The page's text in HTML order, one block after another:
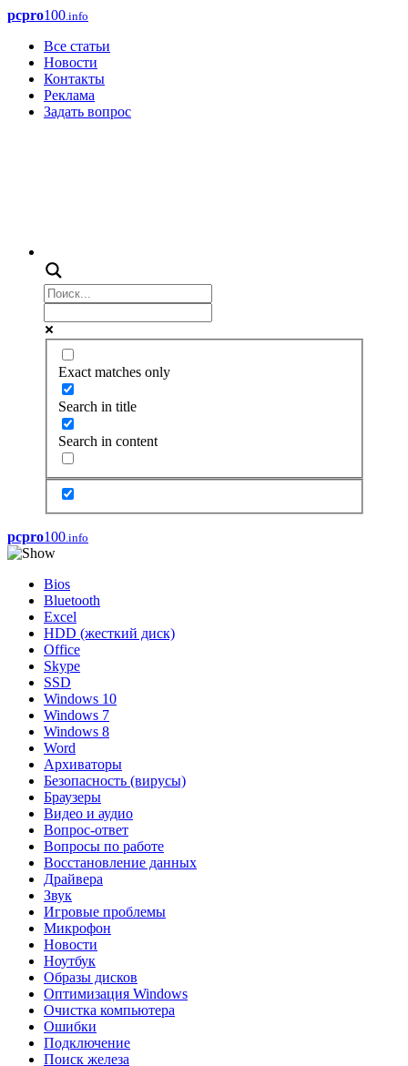
pcpro100.info
Все статьи
Новости
Контакты
Реклама
Задать вопрос
Exact matches only
Search in title
Search in content
pcpro100.info
Bios
Bluetooth
Excel
HDD (жесткий диск)
Office
Skype
SSD
Windows 10
Windows 7
Windows 8
Word
Архиваторы
Безопасность (вирусы)
Браузеры
Видео и аудио
Вопрос-ответ
Вопросы по работе
Восстановление данных
Драйвера
Звук
Игровые проблемы
Микрофон
Новости
Ноутбук
Образы дисков
Оптимизация Windows
Очистка компьютера
Ошибки
Подключение
Поиск железа